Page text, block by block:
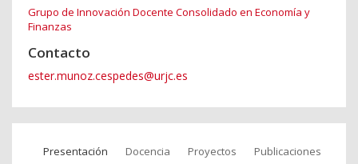
Grupo de Innovación Docente Consolidado en Economía y
Finanzas
Contacto
ester.munoz.cespedes@urjc.es
Presentación Docencia Proyectos Publicaciones